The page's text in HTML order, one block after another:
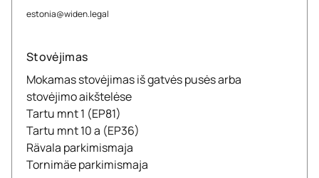
estonia@widen.legal
Stovėjimas
Mokamas stovėjimas iš gatvės pusės arba
stovėjimo aikštelėse
Tartu mnt 1 (EP81)
Tartu mnt 10 a (EP36)
Rävala parkimismaja
Tornimäe parkimismaja